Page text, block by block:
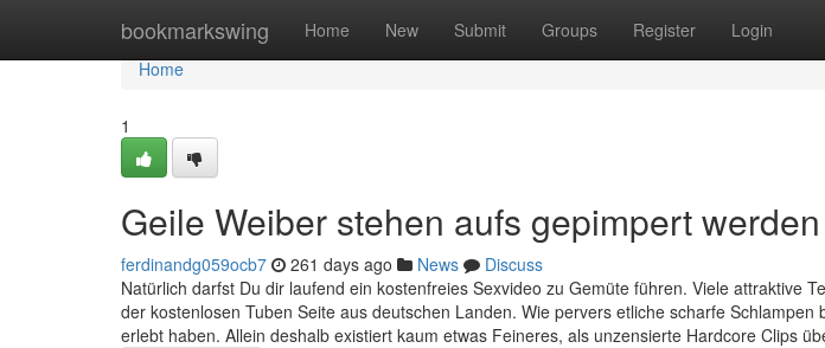
bookmarkswing Home New Submit Groups Register Login
Home
Home
1
Geile Weiber stehen aufs gepimpert werden
ferdinandg059ocb7 261 days ago News
Discuss
Natürlich darfst Du dir laufend ein kostenfreies Sexvideo zu Gemüte führen. Viele attraktive
der kostenlosen Tuben Seite aus deutschen Landen. Wie pervers etliche scharfe Schlampen
erlebt haben. Allein deshalb existiert kaum etwas Feineres, als unzensierte Hardcore Clips